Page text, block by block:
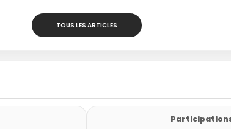
TOUS LES ARTICLES